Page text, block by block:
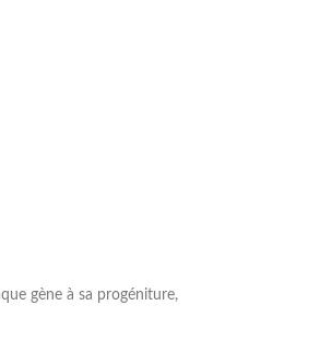
gène à sa progéniture,